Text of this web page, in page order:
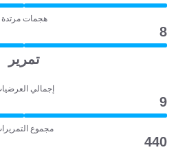
هجمات مرتدة
8
تمرير
إجمالي
9
مجموع
440